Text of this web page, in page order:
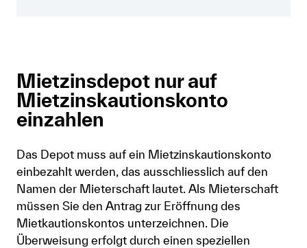
Mietzinsdepot nur auf
Mietzinskautionskonto
einzahlen
Das Depot muss auf ein Mietzinskautionskonto
einbezahlt werden, das ausschliesslich auf den
Namen der Mieterschaft lautet. Als Mieterschaft
müssen Sie den Antrag zur Eröffnung des
Mietkautionskontos unterzeichnen. Die
Überweisung erfolgt durch einen speziellen